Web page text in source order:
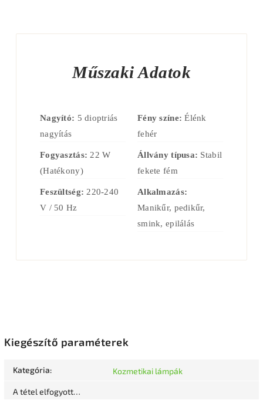
Műszaki Adatok
Nagyító: 5 dioptriás
nagyítás
Fogyasztás: 22 W
(Hatékony)
Feszültség: 220-240
V / 50 Hz
Fény színe: Élénk
fehér
Állvány típusa: Stabil
fekete fém
Alkalmazás:
Manikűr, pedikűr,
smink, epilálás
Kiegészítő paraméterek
Kategória: Kozmetikai lámpák
A tétel elfogyott…